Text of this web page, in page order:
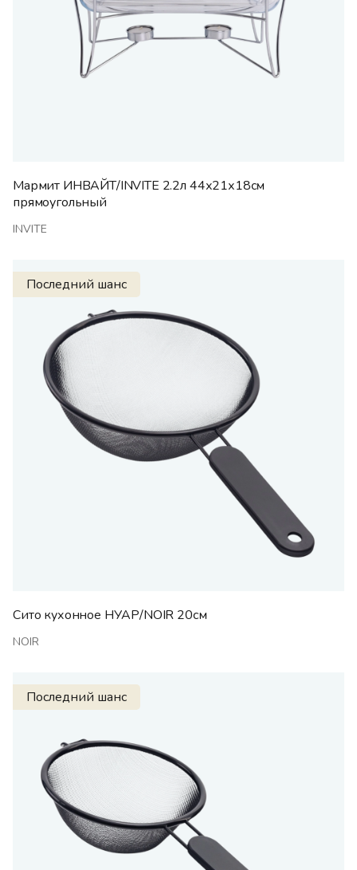
Мармит ИНВАЙТ/INVITE 2.2л 44х21х18см
прямоугольный
INVITE
Последний шанс
Сито кухонное НУАР/NOIR 20см
NOIR
Последний шанс